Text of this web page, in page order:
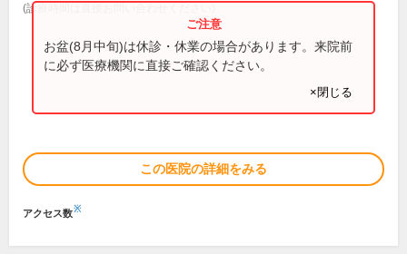
(診療時間は直接お問い合わせください)
お盆(8月中旬)は休診・休業の場合があります。来院前
に必ず医療機関に直接ご確認ください。
×閉じる
この医院の詳細をみる
アクセス数※